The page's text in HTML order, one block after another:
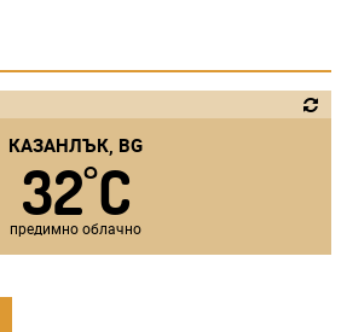
КАЗАНЛЪК, BG
32°C
предимно облачно